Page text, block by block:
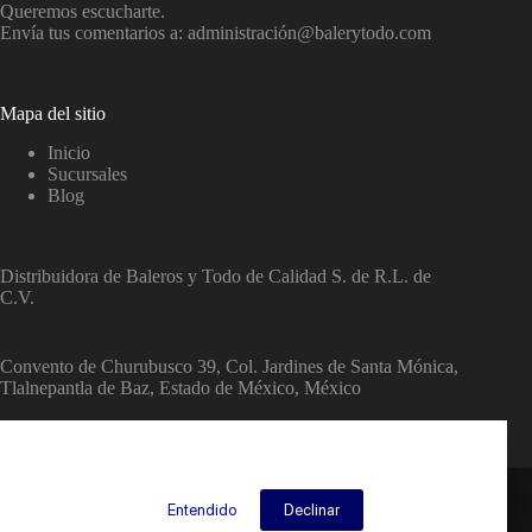
Entendido
Declinar
Queremos escucharte.
Envía tus comentarios a: administración@balerytodo.com
Mapa del sitio
Inicio
Sucursales
Blog
Distribuidora de Baleros y Todo de Calidad S. de R.L. de
C.V.
Convento de Churubusco 39, Col. Jardines de Santa Mónica,
Tlalnepantla de Baz, Estado de México, México